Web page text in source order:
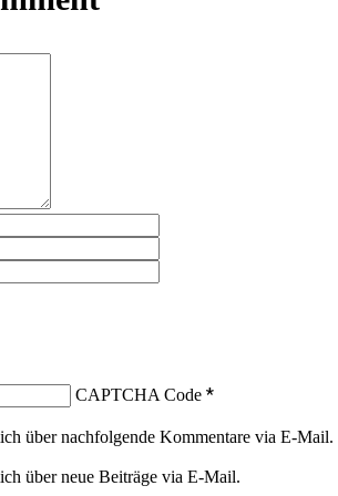
CAPTCHA Code *
über nachfolgende Kommentare via E-Mail.
über neue Beiträge via E-Mail.